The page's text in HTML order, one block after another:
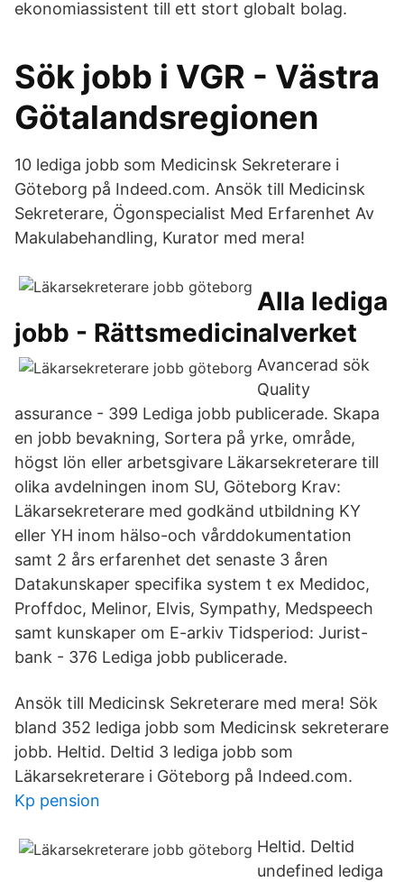
ekonomiassistent till ett stort globalt bolag.
Sök jobb i VGR - Västra
Götalandsregionen
10 lediga jobb som Medicinsk Sekreterare i
Göteborg på Indeed.com. Ansök till Medicinsk
Sekreterare, Ögonspecialist Med Erfarenhet Av
Makulabehandling, Kurator med mera!
Alla lediga
jobb - Rättsmedicinalverket
Avancerad sök
Quality
assurance - 399 Lediga jobb publicerade. Skapa
en jobb bevakning, Sortera på yrke, område,
högst lön eller arbetsgivare Läkarsekreterare till
olika avdelningen inom SU, Göteborg Krav:
Läkarsekreterare med godkänd utbildning KY
eller YH inom hälso-och vårddokumentation
samt 2 års erfarenhet det senaste 3 åren
Datakunskaper specifika system t ex Medidoc,
Proffdoc, Melinor, Elvis, Sympathy, Medspeech
samt kunskaper om E-arkiv Tidsperiod: Jurist-
bank - 376 Lediga jobb publicerade.
Ansök till Medicinsk Sekreterare med mera! Sök
bland 352 lediga jobb som Medicinsk sekreterare
jobb. Heltid. Deltid 3 lediga jobb som
Läkarsekreterare i Göteborg på Indeed.com.
Kp pension
Heltid. Deltid
undefined lediga